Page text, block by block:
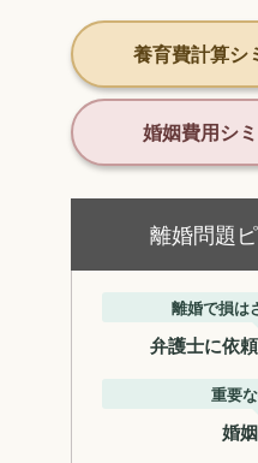
養育費計算シ
婚姻費用シ
離婚問題
離婚で損は
弁護士に依
重要
婚